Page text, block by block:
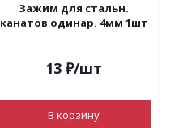
Зажим для стальн.
канатов одинар. 4мм 1шт
13 ₽/шт
В корзину